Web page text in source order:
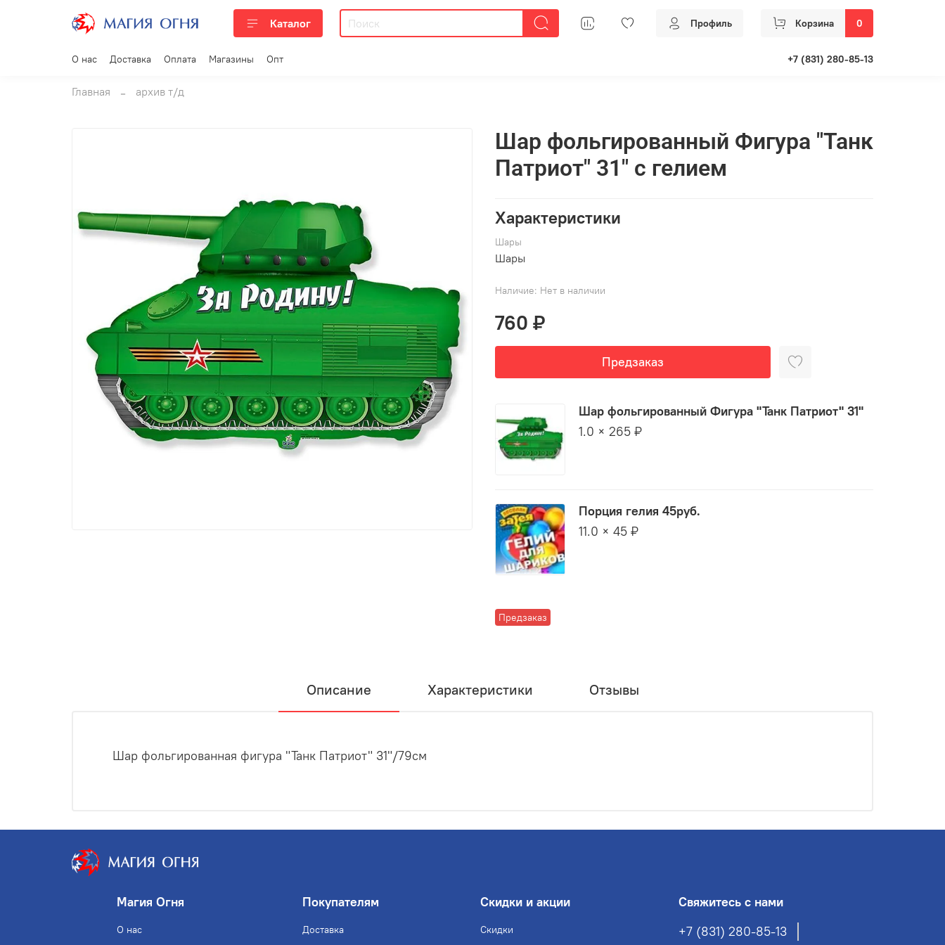
Каталог Профиль Корзина 0
О нас Доставка Оплата Магазины Опт +7 (831) 280-85-13
Главная архив т/д
Наличие: Нет в наличии
Предзаказ
Шар фольгированный Фигура "Танк
Патриот" 31" с гелием
760 ₽
Предзаказ
Шар фольгированный Фигура "Танк Патриот" 31"
1.0 × 265 ₽
Порция гелия 45руб.
11.0 × 45 ₽
Характеристики
Шары
Шары
Описание Характеристики Отзывы
Шар фольгированная фигура "Танк Патриот" 31"/79см
Магия Огня
О нас
Покупателям
Доставка
Скидки и акции
Скидки
Свяжитесь с нами
+7 (831) 280-85-13